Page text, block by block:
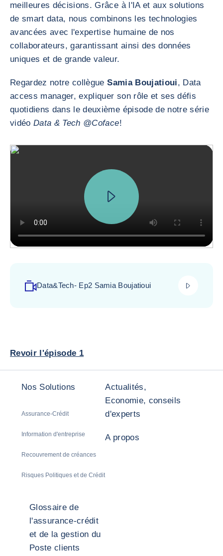
meilleures décisions. Grâce à l'IA et aux solutions
de smart data, nous combinons les technologies
avancées avec l'expertise humaine de nos
collaborateurs, garantissant ainsi des données
uniques et de grande valeur.
Regardez notre collègueSamia Boujatioui, Data
access manager, expliquer son rôle et ses défis
quotidiens dans le deuxième épisode de notre série
vidéoData & Tech @Coface!
Data&Tech- Ep2 Samia Boujatioui
Revoir l'épisode 1
Nos Solutions
Assurance-Crédit
Information d'entreprise
Recouvrement de créances
Risques Politiques et de Crédit
Actualités,
Economie, conseils
d'experts
A propos
Glossaire de
l'assurance-crédit
et de la gestion du
Poste clients